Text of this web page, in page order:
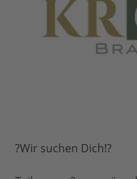
?Wir suchen Dich!?